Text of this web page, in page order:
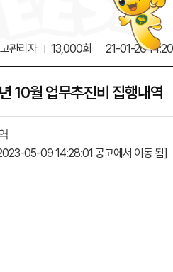
관리자 13,000회 21-01-26 14:20
10월 업무추진비 집행내역
05-09 14:28:01 공고에서 이동 됨]